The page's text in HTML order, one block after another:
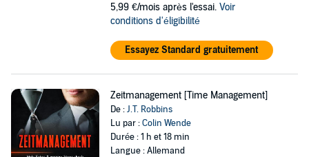
5,99 €/mois après l'essai. Voir
conditions d'éligibilité
Essayez Standard gratuitement
Zeitmanagement [Time Management]
De :J.T. Robbins
Lu par :Colin Wende
Durée : 1 h et 18 min
Langue : Allemand